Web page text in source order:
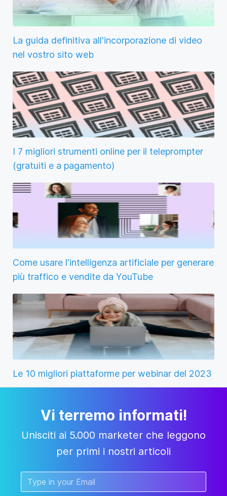
La guida definitiva all'incorporazione di video
nel vostro sito web
I 7 migliori strumenti online per il teleprompter
(gratuiti e a pagamento)
Come usare l'intelligenza artificiale per generare
più traffico e vendite da YouTube
Le 10 migliori piattaforme per webinar del 2023
Vi terremo informati!
Unisciti ai 5.000 marketer che leggono
per primi i nostri articoli